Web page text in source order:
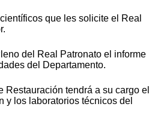
que les solicite el Real
del Real Patronato el informe
del Departamento.
Restauración tendrá a su cargo el
y los laboratorios técnicos del